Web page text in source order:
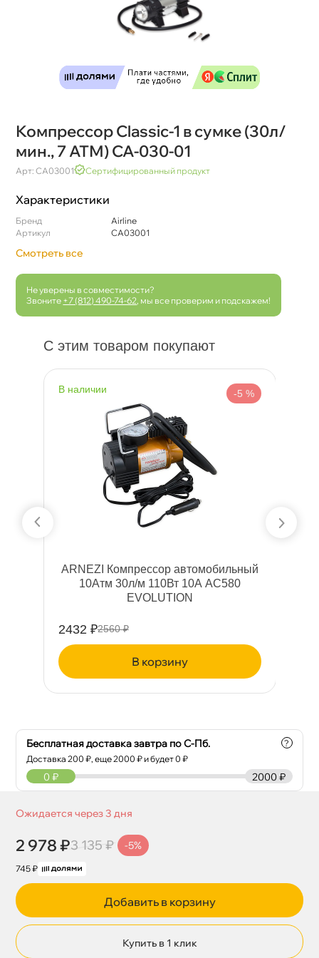
Компрессор Classic-1 в сумке (30л/
мин., 7 АТМ) CA-030-01
Арт: CA03001 Сертифицированный продукт
Характеристики
Бренд
Airline
Артикул
CA03001
Смотреть все
Не уверены в совместимости?
Звоните +7 (812) 490-74-62 , мы все проверим и подскажем!
С этим товаром покупают
наличии -5 %
ARNEZI Компрессор автомобильный
10Атм 30л/м 110Вт 10А AC580
EVOLUTION
2432 ₽2560 ₽
корзину
Бесплатная доставка завтра по С-Пб.
Доставка200 ₽, еще2000 ₽ и будет 0 ₽
?
2000 ₽
0 ₽
Ожидается через 3 дня
2 978 ₽3 135 ₽ -5%
745 ₽
Добавить в корзину
Купить в 1 клик